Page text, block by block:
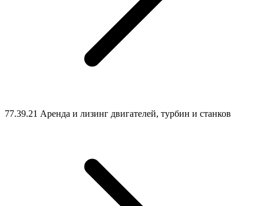
77.39.21 Аренда и лизинг двигателей, турбин и станков